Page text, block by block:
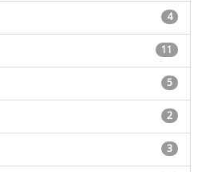
4
11
5
2
3